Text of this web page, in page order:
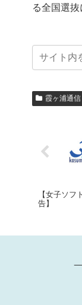
る全国選抜
霞ヶ浦通信
【女子ソ
告】